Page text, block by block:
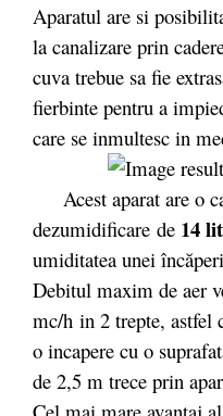
Aparatul are si
la canalizare prin
cuva trebue sa fie
fierbinte pentru a
care se inmultesc in
Acest aparat are o
dezumidificare de 14
umiditatea unei
Debitul maxim de aer
mc/h in 2 trepte, astfel
o incapere cu o
de 2,5 m trece prin